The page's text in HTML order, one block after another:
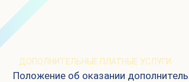
ДОПОЛНИТЕЛЬНЫЕ ПЛАТНЫЕ УСЛУГИ
Положение об оказании